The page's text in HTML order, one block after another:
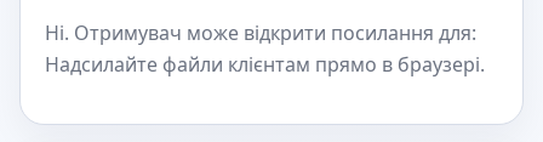
Ні. Отримувач може відкрити посилання для:
Надсилайте файли клієнтам прямо в браузері.